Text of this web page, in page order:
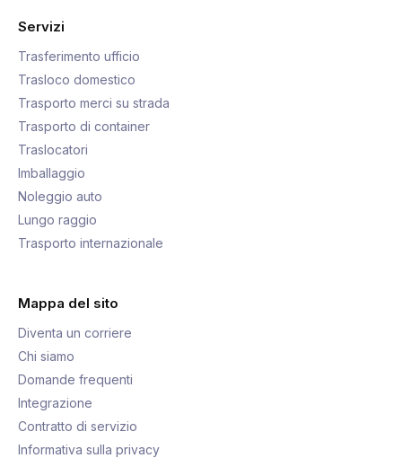
Servizi
Trasferimento ufficio
Trasloco domestico
Trasporto merci su strada
Trasporto di container
Traslocatori
Imballaggio
Noleggio auto
Lungo raggio
Trasporto internazionale
Mappa del sito
Diventa un corriere
Chi siamo
Domande frequenti
Integrazione
Contratto di servizio
Informativa sulla privacy